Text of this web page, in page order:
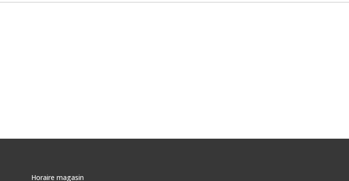
Horaire magasin